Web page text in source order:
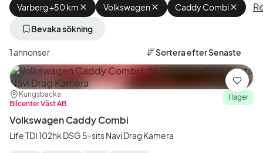
Varberg +50 km Ta
bort
aktivt
km
(Plats)
Volkswagen Ta
bort
Volkswagen
Caddy Combi Ta
bort
Caddy
Bevaka sökning
1 annonser Sortera efterSenaste
Plats:
Kungsbacka
Återförsäljare:
Bilcenter Väst AB
I lager
Volkswagen Caddy Combi
Life TDI 102hk DSG 5-sits Navi Drag Kamera
Spara